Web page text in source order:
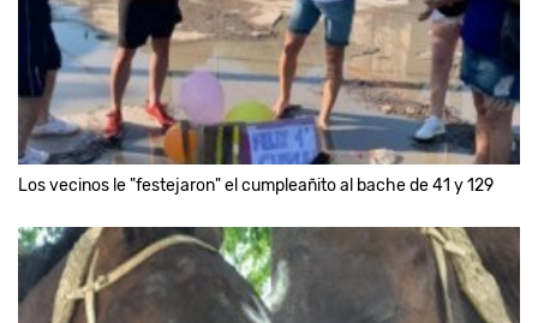
Los vecinos le "festejaron" el cumpleañito al bache de 41 y 129